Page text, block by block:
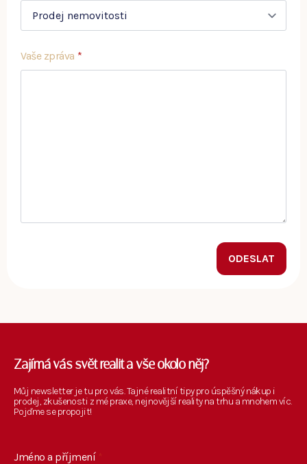
Vaše zpráva *
ODESLAT
Zajímá vás svět realit a vše okolo něj?
Můj newsletter je tu pro vás. Tajné realitní tipy pro úspěšný nákup i
prodej, zkušenosti z mé praxe, nejnovější reality na trhu a mnohem víc.
Pojďme se propojit!
Jméno a příjmení